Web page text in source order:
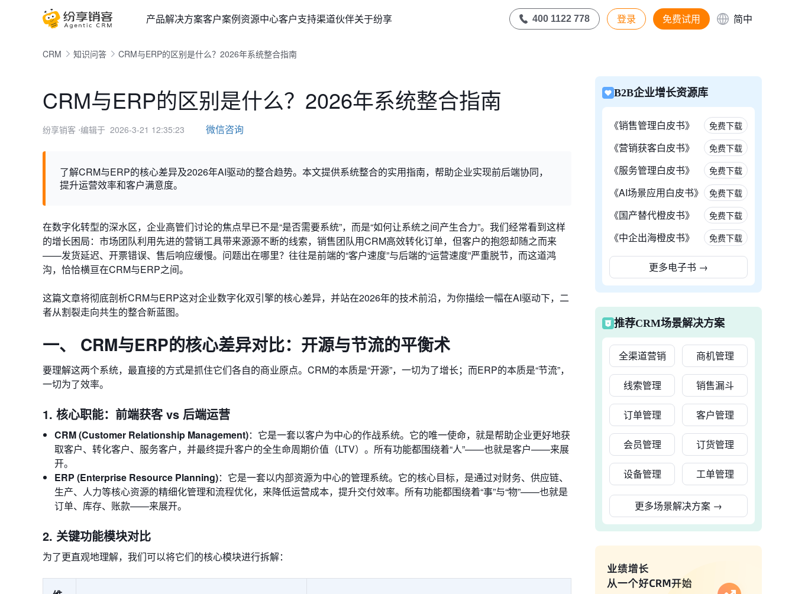
产品解决方案客户案例资源中心客户支持渠道伙伴关于纷享 400 1122 778 登录 免费试用 简中
CRM 知识问答 CRM与ERP的区别是什么？2026年系统整合指南
CRM与ERP的区别是什么？2026年系统整合指南
纷享销客 ⋅编辑于 2026-3-21 12:35:23 微信咨询
了解CRM与ERP的核心差异及2026年AI驱动的整合趋势。本文提供系统整合的实用指南，帮助企业实现前后端协同，
提升运营效率和客户满意度。
在数字化转型的深水区，企业高管们讨论的焦点早已不是“是否需要系统”，而是“如何让系统之间产生合力”。我们经常看到这样
的增长困局：市场团队利用先进的营销工具带来源源不断的线索，销售团队用CRM高效转化订单，但客户的抱怨却随之而来
——发货延迟、开票错误、售后响应缓慢。问题出在哪里？往往是前端的“客户速度”与后端的“运营速度”严重脱节，而这道鸿
沟，恰恰横亘在CRM与ERP之间。
这篇文章将彻底剖析CRM与ERP这对企业数字化双引擎的核心差异，并站在2026年的技术前沿，为你描绘一幅在AI驱动下，二
者从割裂走向共生的整合新蓝图。
一、 CRM与ERP的核心差异对比：开源与节流的平衡术
要理解这两个系统，最直接的方式是抓住它们各自的商业原点。CRM的本质是“开源”，一切为了增长；而ERP的本质是“节流”，
一切为了效率。
1. 核心职能：前端获客 vs 后端运营
CRM (Customer Relationship Management)：它是一套以客户为中心的作战系统。它的唯一使命，就是帮助企业更好地获
取客户、转化客户、服务客户，并最终提升客户的全生命周期价值（LTV）。所有功能都围绕着“人”——也就是客户——来展
开。
ERP (Enterprise Resource Planning)：它是一套以内部资源为中心的管理系统。它的核心目标，是通过对财务、供应链、
生产、人力等核心资源的精细化管理和流程优化，来降低运营成本，提升交付效率。所有功能都围绕着“事”与“物”——也就是
订单、库存、账款——来展开。
2. 关键功能模块对比
为了更直观地理解，我们可以将它们的核心模块进行拆解：
B2B企业增长资源库
《销售管理白皮书》 免费下载
《营销获客白皮书》 免费下载
《服务管理白皮书》 免费下载
《AI场景应用白皮书》 免费下载
《国产替代橙皮书》 免费下载
《中企出海橙皮书》 免费下载
更多电子书 →
推荐CRM场景解决方案
全渠道营销 商机管理
线索管理 销售漏斗
订单管理 客户管理
会员管理 订货管理
设备管理 工单管理
更多场景解决方案 →